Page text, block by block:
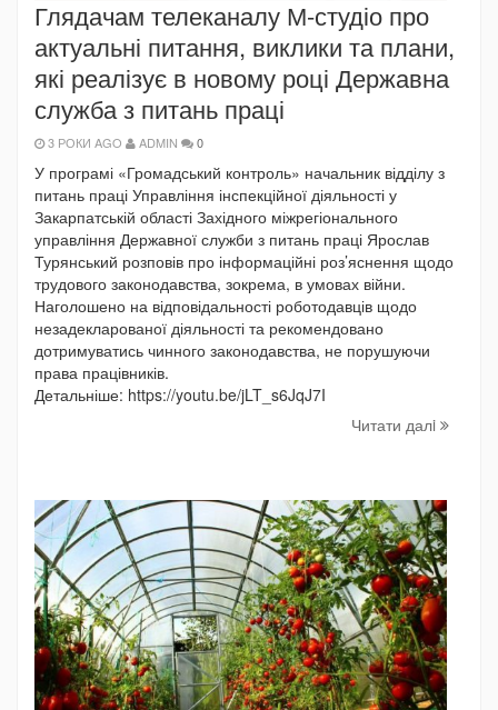
Глядачам телеканалу М-студіо про
актуальні питання, виклики та плани,
які реалізує в новому році Державна
служба з питань праці
3 РОКИ AGO ADMIN 0
У програмі «Громадський контроль» начальник відділу з
питань праці Управління інспекційної діяльності у
Закарпатській області Західного міжрегіонального
управління Державної служби з питань праці Ярослав
Турянський розповів про інформаційні роз’яснення щодо
трудового законодавства, зокрема, в умовах війни.
Наголошено на відповідальності роботодавців щодо
незадекларованої діяльності та рекомендовано
дотримуватись чинного законодавства, не порушуючи
права працівників.
Детальніше: https://youtu.be/jLT_s6JqJ7I
Читати далi